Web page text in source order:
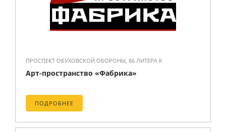
ПРОСПЕКТ ОБУХОВСКОЙ ОБОРОНЫ, 86 ЛИТЕРА К
Арт-пространство «Фабрика»
ПОДРОБНЕЕ